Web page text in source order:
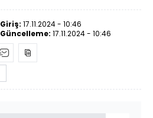
Giriş: 17.11.2024 - 10:46
Güncelleme: 17.11.2024 - 10:46